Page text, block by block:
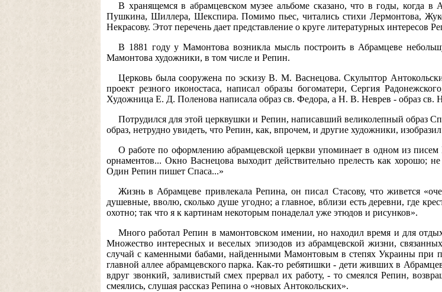
В хранящемся в абрамцевском музее альбоме сказано, что в годы, когда
Пушкина, Шиллера, Шекспира. Помимо пьес, читались стихи Лермонтова,
Некрасову. Этот перечень дает представление о круге литературных интересов
В 1881 году у Мамонтова возникла мысль построить в Абрамцеве
Мамонтова художники, в том числе и Репин.
Церковь была сооружена по эскизу В. М. Васнецова. Скульптор
проект резного иконостаса, написал образы богоматери, Сергия
Художница Е. Д. Поленова написала образ св. Федора, а Н. В. Неврев - образ св.
Потрудился для этой церквушки и Репин, написавший великолепный образ
образ, нетрудно увидеть, что Репин, как, впрочем, и другие художники,
О работе по оформлению абрамцевской церкви упоминает в одном из писем
орнаментов... Окно Васнецова выходит действительно прелесть как хорошо;
Один Репин пишет Спаса...»
Жизнь в Абрамцеве привлекала Репина, он писал Стасову, что живется
душевные, вволю, сколько душе угодно; а главное, вблизи есть деревни, где
охотно; так что я к картинам некоторым понаделал уже этюдов и рисунков».
Много работал Репин в мамонтовском имении, но находил время и для
Множество интересных и веселых эпизодов из абрамцевской жизни,
случай с каменными бабами, найденными Мамонтовым в степях Украины при
главной аллее абрамцевского парка. Как-то ребятишки - дети живших в
вдруг звонкий, заливистый смех прервал их работу, - то смеялся Репин,
смеялись, слушая рассказ Репина о «новых Антокольских».